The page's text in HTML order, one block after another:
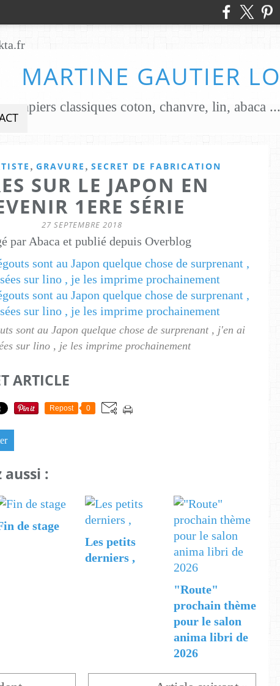
MARTINE GAUTIER
, GRAVURE , SECRET DE FABRICATION
SUR LE JAPON EN
1ERE SÉRIE
27 SEPTEMBRE 2018
par Abaca et publié depuis Overblog
sont au Japon quelque chose de surprenant , j'en ai
sur lino , je les imprime prochainement
ARTICLE
Repost 0
aussi :
de stage
Les petits
derniers ,
"Route"
prochain thème
pour le salon
anima libri de
2026